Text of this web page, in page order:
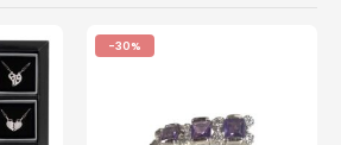
-30%